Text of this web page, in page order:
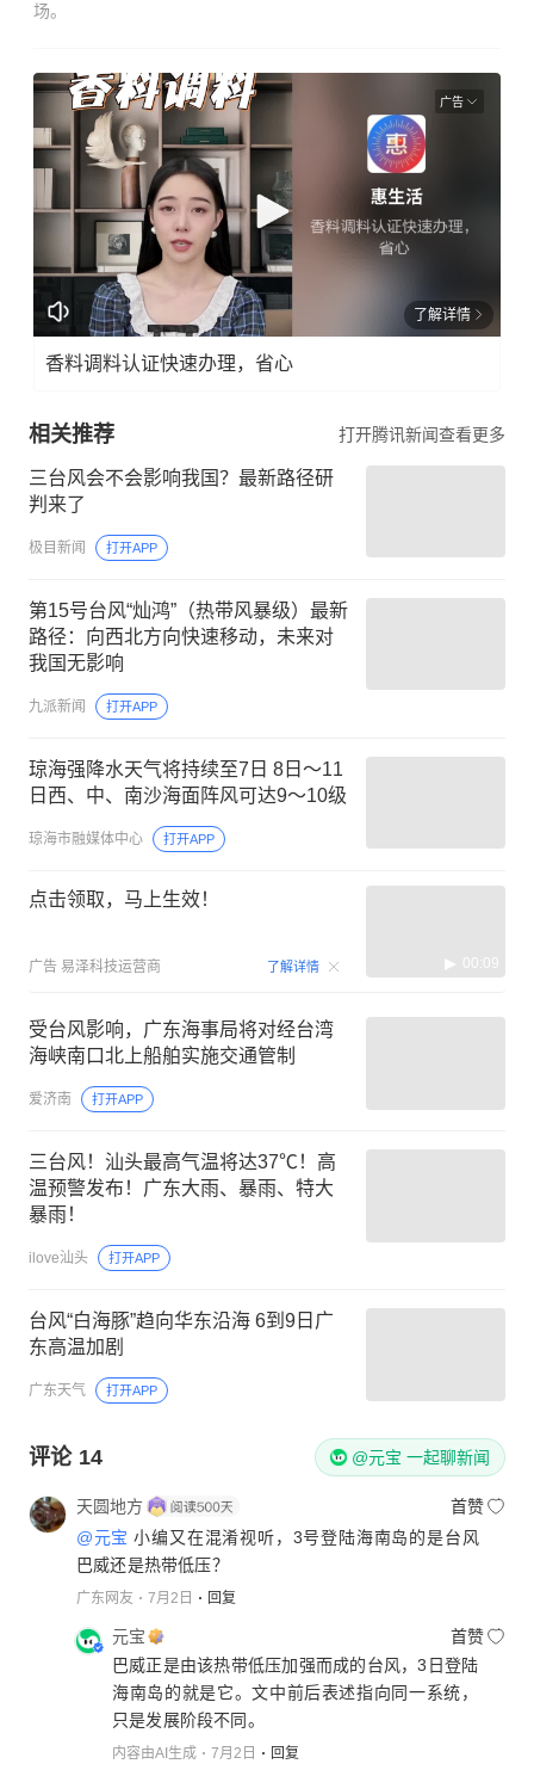
场。
广告
了解详情
香料调料认证快速办理，省心
相关推荐 打开腾讯新闻查看更多
三台风会不会影响我国？最新路径研
判来了
极目新闻 打开APP
第15号台风“灿鸿”（热带风暴级）最新
路径：向西北方向快速移动，未来对
我国无影响
九派新闻 打开APP
琼海强降水天气将持续至7日 8日～11
日西、中、南沙海面阵风可达9～10级
琼海市融媒体中心 打开APP
点击领取，马上生效！
广告 易泽科技运营商 了解详情 00:09
受台风影响，广东海事局将对经台湾
海峡南口北上船舶实施交通管制
爱济南 打开APP
三台风！汕头最高气温将达37℃！高
温预警发布！广东大雨、暴雨、特大
暴雨！
ilove汕头 打开APP
台风“白海豚”趋向华东沿海 6到9日广
东高温加剧
广东天气 打开APP
评论 14 @元宝 一起聊新闻
天圆地方
首赞
@元宝 小编又在混淆视听，3号登陆海南岛的是台风
巴威还是热带低压？
广东网友 7月2日 回复
元宝
首赞
巴威正是由该热带低压加强而成的台风，3日登陆
海南岛的就是它。文中前后表述指向同一系统，
只是发展阶段不同。
内容由AI生成 7月2日 回复